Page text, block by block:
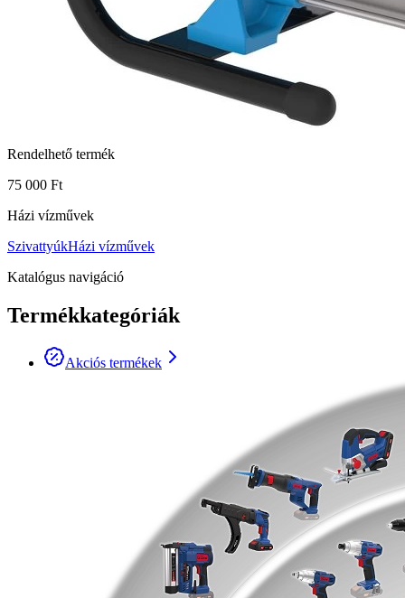
Rendelhető termék
75 000 Ft
Házi vízművek
SzivattyúkHázi vízművek
Katalógus navigáció
Termékkategóriák
Akciós termékek